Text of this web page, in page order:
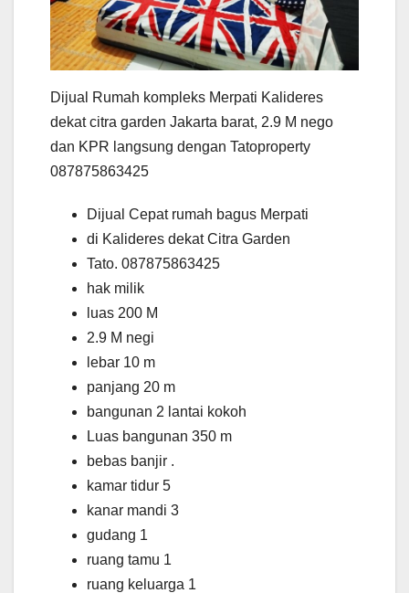
Dijual Rumah kompleks Merpati Kalideres
dekat citra garden Jakarta barat, 2.9 M nego
dan KPR langsung dengan Tatoproperty
087875863425
Dijual Cepat rumah bagus Merpati
di Kalideres dekat Citra Garden
Tato. 087875863425
hak milik
luas 200 M
2.9 M negi
lebar 10 m
panjang 20 m
bangunan 2 lantai kokoh
Luas bangunan 350 m
bebas banjir .
kamar tidur 5
kanar mandi 3
gudang 1
ruang tamu 1
ruang keluarga 1